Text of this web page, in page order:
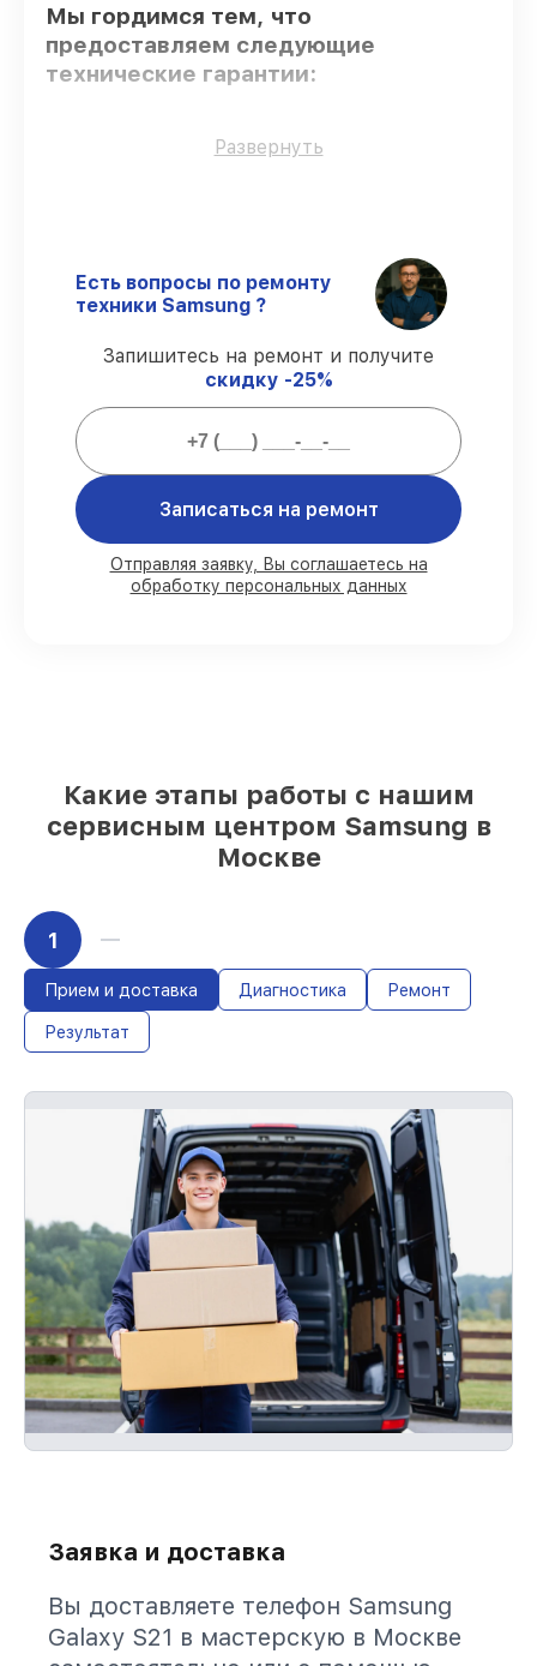
Мы гордимся тем, что
предоставляем следующие
технические гарантии:
Только фирменные комплектующие
обучение и ежегодную аттестацию, что
подтверждает их уровень мастерства.
Выполнение работ вовремя
–
соблюдаем сроки сервиса телефона
Galaxy S21, согласованные с клиентом.
Сервис с гарантией– предоставляем
официальное гарантийное
сопровождение после починки.
Мы гарантируем:
80%работ с возможностью наблюдения
90%комплектующих для телефонов
Развернуть
Есть вопросы по ремонту
техники Samsung ?
Запишитесь на ремонт и получите
скидку -25%
Записаться на ремонт
Отправляя заявку, Вы соглашаетесь на
обработку персональных данных
Какие этапы работы с нашим
сервисным центром Samsung в
Москве
1
Прием и доставка Диагностика Ремонт
Результат
Заявка и доставка
Вы доставляете телефон Samsung
Galaxy S21 в мастерскую в Москве